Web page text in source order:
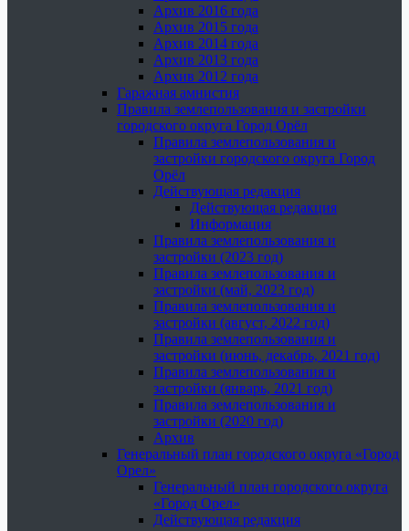
Архив 2016 года
Архив 2015 года
Архив 2014 года
Архив 2013 года
Архив 2012 года
Гаражная амнистия
Правила землепользования и застройки
городского округа Город Орёл
Правила землепользования и
застройки городского округа Город
Орёл
Действующая редакция
Действующая редакция
Информация
Правила землепользования и
застройки (2023 год)
Правила землепользования и
застройки (май, 2023 год)
Правила землепользования и
застройки (август, 2022 год)
Правила землепользования и
застройки (июнь, декабрь, 2021 год)
Правила землепользования и
застройки (январь, 2021 год)
Правила землепользования и
застройки (2020 год)
Архив
Генеральный план городского округа «Город
Орел»
Генеральный план городского округа
«Город Орел»
Действующая редакция